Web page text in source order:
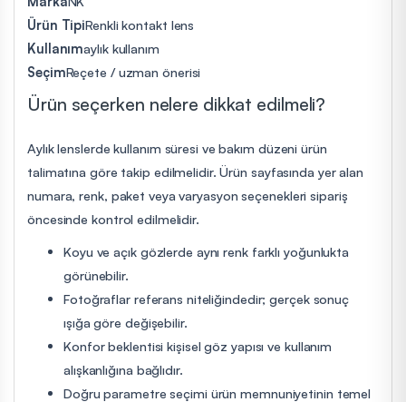
Ürün TipiRenkli kontakt lens
Kullanımaylık kullanım
SeçimReçete / uzman önerisi
Ürün seçerken nelere dikkat edilmeli?
Aylık lenslerde kullanım süresi ve bakım düzeni ürün
talimatına göre takip edilmelidir. Ürün sayfasında yer alan
numara, renk, paket veya varyasyon seçenekleri sipariş
öncesinde kontrol edilmelidir.
Koyu ve açık gözlerde aynı renk farklı yoğunlukta
görünebilir.
Fotoğraflar referans niteliğindedir; gerçek sonuç
ışığa göre değişebilir.
Konfor beklentisi kişisel göz yapısı ve kullanım
alışkanlığına bağlıdır.
Doğru parametre seçimi ürün memnuniyetinin temel